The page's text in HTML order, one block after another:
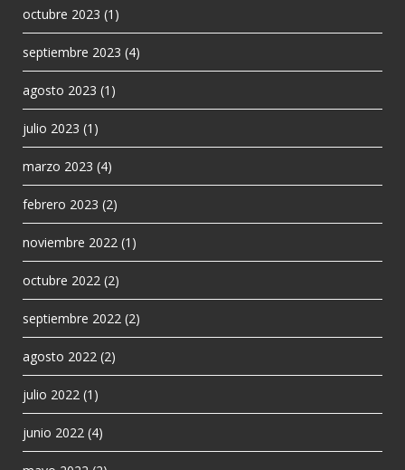
octubre 2023 (1)
septiembre 2023 (4)
agosto 2023 (1)
julio 2023 (1)
marzo 2023 (4)
febrero 2023 (2)
noviembre 2022 (1)
octubre 2022 (2)
septiembre 2022 (2)
agosto 2022 (2)
julio 2022 (1)
junio 2022 (4)